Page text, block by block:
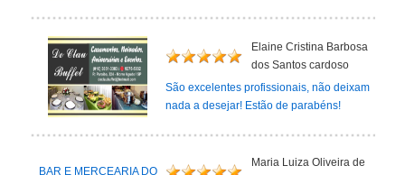
Elaine Cristina Barbosa
dos Santos cardoso
São excelentes profissionais, não deixam
nada a desejar! Estão de parabéns!
BAR E MERCEARIA DO
Maria Luiza Oliveira de